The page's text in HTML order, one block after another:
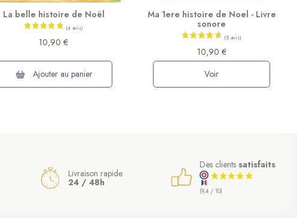
La belle histoire de Noël
10,90 €
Ajouter au panier
Ma 1ere histoire de Noel - Livre
sonore
10,90 €
Voir
Livraison rapide
24 / 48h
Des clients satisfaits
(9,4 / 10)